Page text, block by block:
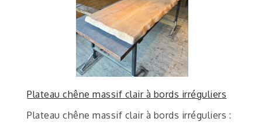
Plateau chêne massif clair à bords irréguliers
Plateau chêne massif clair à bords irréguliers :